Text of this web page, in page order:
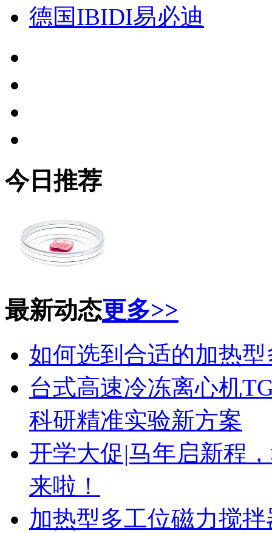
德国IBIDI易必迪
今日推荐
最新动态更多>>
如何选到合适的加热
台式高速冷冻离心机
科研精准实验新方案
开学大促|马年启新程
来啦！
加热型多工位磁力搅